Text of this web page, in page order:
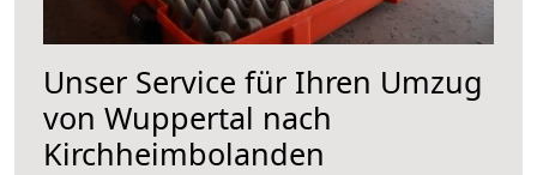
Unser Service für Ihren Umzug
von Wuppertal nach
Kirchheimbolanden